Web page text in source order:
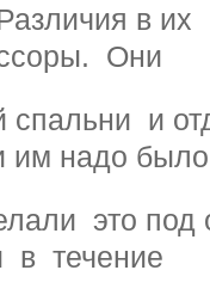
в
Они
спальни и
им надо было
это под
в течение